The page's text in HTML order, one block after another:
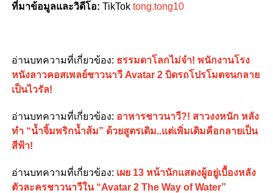
ที่มาข้อมูลและวิดีโอ: TikTok tong.tong10
อ่านบทความที่เกี่ยวข้อง: ธรรมดาโลกไม่จำ! พนักงานโรง
หนังลาวคอสเพลย์ชาวนาวี Avatar 2 บิดรถโปรโมตจนกลาย
เป็นไวรัล!
อ่านบทความที่เกี่ยวข้อง: อาหารชาวนาวี?! สาวงงหนัก หลัง
ทำ “น้ำจิ้มพริกน้ำส้ม” ด้วยสูตรเดิม..แต่เพิ่มเติมคือกลายเป็น
สีฟ้า!
อ่านบทความที่เกี่ยวข้อง: เผย 13 หน้านักแสดงผู้อยู่เบื้องหลัง
ตัวละครชาวนาวีใน “Avatar 2 The Way of Water”